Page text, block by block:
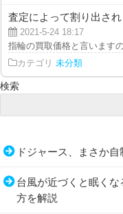
査定によって割り出さ
2021-5-24 18:17
指輪の買取価格と言います
カテゴリ 未分類
検索
ドジャース、まさか自
台風が近づくと眠く
方を解説